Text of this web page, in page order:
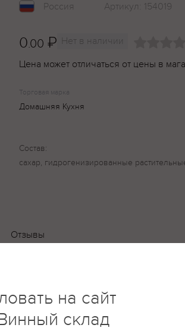
Россия Артикул: 154019
0.00 ₽ Нет в наличии
Цена может отличаться от цены в
Торговая марка
Домашняя Кухня
Состав:
сахар, гидрогенизированные
Отзывы
на сайт
склад